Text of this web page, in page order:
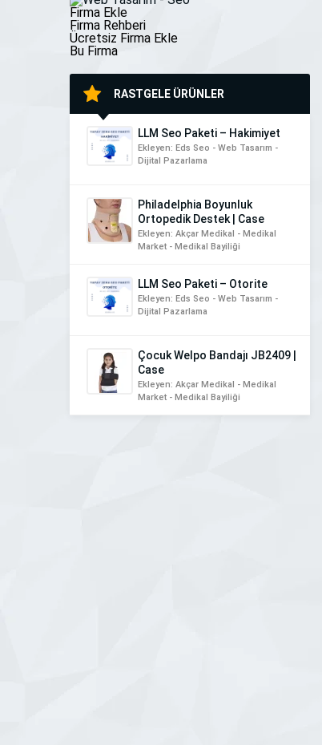
Firma Ekle
Firma Rehberi
Ücretsiz Firma Ekle
Bu Firma
RASTGELE ÜRÜNLER
LLM Seo Paketi – Hakimiyet
Ekleyen: Eds Seo - Web Tasarım -
Dijital Pazarlama
Philadelphia Boyunluk
Ortopedik Destek | Case
Ekleyen: Akçar Medikal - Medikal
Market - Medikal Bayiliği
LLM Seo Paketi – Otorite
Ekleyen: Eds Seo - Web Tasarım -
Dijital Pazarlama
Çocuk Welpo Bandajı JB2409 |
Case
Ekleyen: Akçar Medikal - Medikal
Market - Medikal Bayiliği